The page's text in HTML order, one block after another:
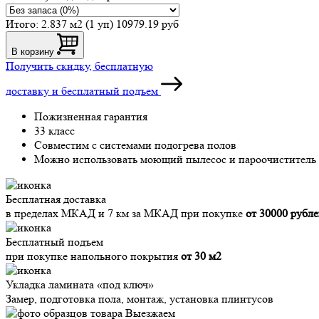
Итого: 2.837 м2 (1 уп) 10979.19 руб
В корзину
Получить скидку, бесплатную
доставку и бесплатный подъем
Пожизненная гарантия
33 класс
Совместим с системами подогрева полов
Можно использовать моющий пылесос и пароочиститель
Бесплатная доставка
в пределах МКАД и 7 км за МКАД при покупке от 30000
Бесплатный подъем
при покупке напольного покрытия от 30 м2
Укладка ламината «под ключ»
Замер, подготовка пола, монтаж, установка плинтусов
Выезжаем